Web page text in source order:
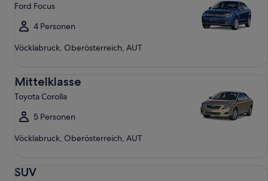
Ford Focus
4 Personen
Vöcklabruck, Oberösterreich, AUT
Mittelklasse
Toyota Corolla
5 Personen
Vöcklabruck, Oberösterreich, AUT
SUV